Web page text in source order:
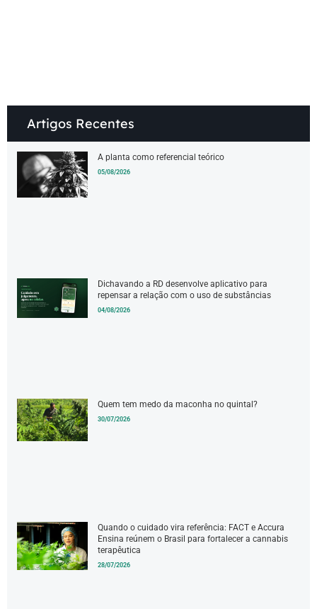
Artigos Recentes
A planta como referencial teórico
05/08/2026
Dichavando a RD desenvolve aplicativo para
repensar a relação com o uso de substâncias
04/08/2026
Quem tem medo da maconha no quintal?
30/07/2026
Quando o cuidado vira referência: FACT e Accura
Ensina reúnem o Brasil para fortalecer a cannabis
terapêutica
28/07/2026